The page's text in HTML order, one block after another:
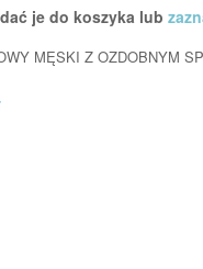
je do koszyka lub
MĘSKI Z OZDOBNYM